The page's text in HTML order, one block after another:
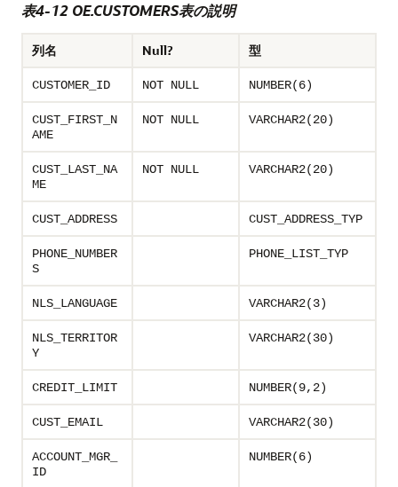
表4-12 OE.CUSTOMERS表の説明
列名 Null? 型
CUSTOMER_ID NOT NULL NUMBER(6)
CUST_FIRST_N
AME
NOT NULL VARCHAR2(20)
CUST_LAST_NA
ME
NOT NULL VARCHAR2(20)
CUST_ADDRESS CUST_ADDRESS_TYP
PHONE_NUMBER
S
PHONE_LIST_TYP
NLS_LANGUAGE VARCHAR2(3)
NLS_TERRITOR
Y
VARCHAR2(30)
CREDIT_LIMIT NUMBER(9,2)
CUST_EMAIL VARCHAR2(30)
ACCOUNT_MGR_
ID
NUMBER(6)